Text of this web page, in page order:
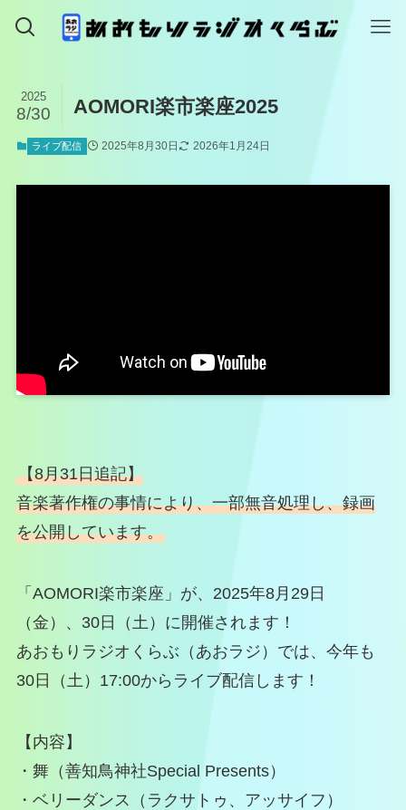
AOMORI楽市楽座2025
2025
8/30
ライブ配信 2025年8月30日 2026年1月24日
【8月31日追記】
音楽著作権の事情により、一部無音処理し、録画
を公開しています。
「AOMORI楽市楽座」が、2025年8月29日
（金）、30日（土）に開催されます！
あおもりラジオくらぶ（あおラジ）では、今年も
30日（土）17:00からライブ配信します！
【内容】
・舞（善知鳥神社Special Presents）
・ベリーダンス（ラクサトゥ、アッサイフ）